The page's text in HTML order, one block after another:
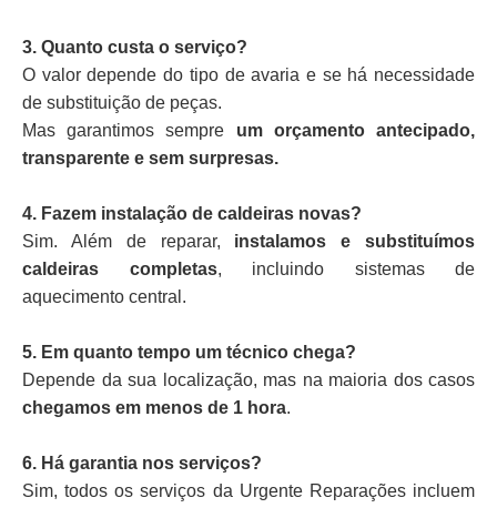
3. Quanto custa o serviço?
O valor depende do tipo de avaria e se há necessidade
de substituição de peças.
Mas garantimos sempre um orçamento antecipado,
transparente e sem surpresas.
4. Fazem instalação de caldeiras novas?
Sim. Além de reparar, instalamos e substituímos
caldeiras completas, incluindo sistemas de
aquecimento central.
5. Em quanto tempo um técnico chega?
Depende da sua localização, mas na maioria dos casos
chegamos em menos de 1 hora.
6. Há garantia nos serviços?
Sim, todos os serviços da Urgente Reparações incluem